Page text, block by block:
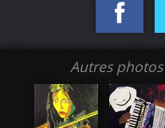
Autres